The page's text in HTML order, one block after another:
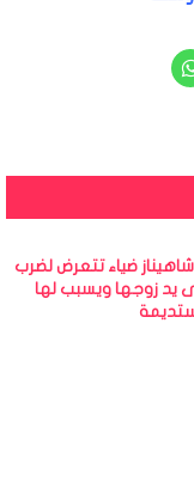
شاهيناز ضياء تتعرض لضرب
يد زوجها ويسبب لها